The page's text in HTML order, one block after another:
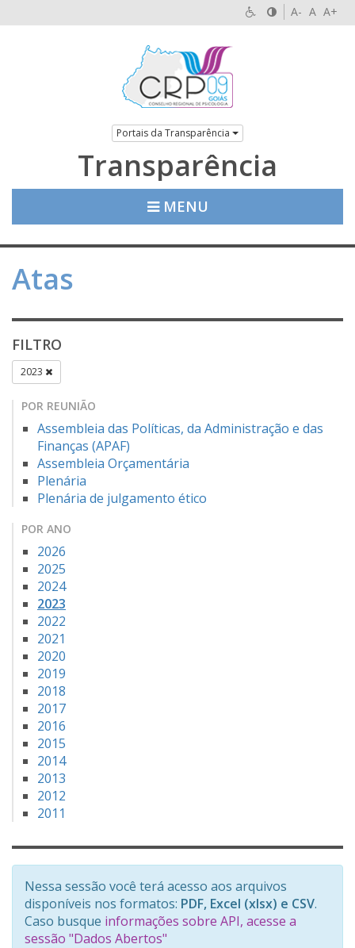
A- A A+
Portais da Transparência
Transparência
MENU
Atas
FILTRO
2023
POR REUNIÃO
Assembleia das Políticas, da Administração e das
Finanças (APAF)
Assembleia Orçamentária
Plenária
Plenária de julgamento ético
POR ANO
2026
2025
2024
2023
2022
2021
2020
2019
2018
2017
2016
2015
2014
2013
2012
2011
Nessa sessão você terá acesso aos arquivos
disponíveis nos formatos: PDF, Excel (xlsx) e CSV.
Caso busque informações sobre API, acesse a
sessão "Dados Abertos"